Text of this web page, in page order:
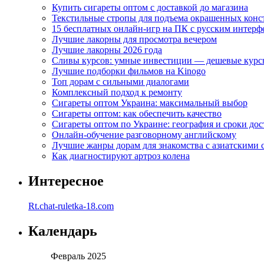
Купить сигареты оптом с доставкой до магазина
Текстильные стропы для подъема окрашенных
15 бесплатных онлайн-игр на ПК с русским
Лучшие лакорны для просмотра вечером
Лучшие лакорны 2026 года
Сливы курсов: умные инвестиции — дешевые
Лучшие подборки фильмов на Kinogo
Топ дорам с сильными диалогами
Комплексный подход к ремонту
Сигареты оптом Украина: максимальный выбор
Сигареты оптом: как обеспечить качество
Сигареты оптом по Украине: география и сроки
Онлайн-обучение разговорному английскому
Лучшие жанры дорам для знакомства с азиатскими
Как диагностируют артроз колена
Интересное
Rt.chat-ruletka-18.com
Календарь
Февраль 2025